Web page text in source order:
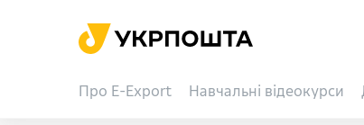
Про E-Export Навчальні відеокурси